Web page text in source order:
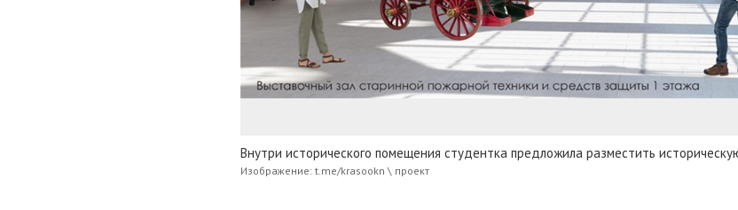
Внутри исторического помещения студентка предложила разместить
Изображение: t.me/krasookn \ проект